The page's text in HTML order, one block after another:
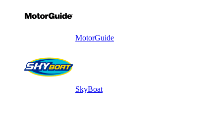
MotorGuide
SkyBoat